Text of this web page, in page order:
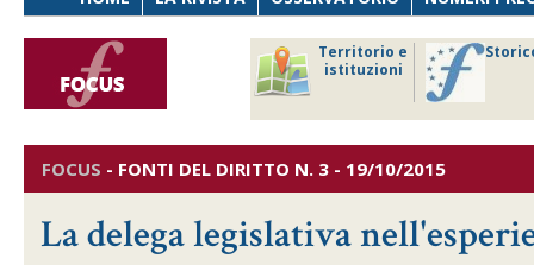
Territorio e
istituzioni
FOCUS - FONTI DEL DIRITTO N. 3 - 19/10/2015
La delega legislativa